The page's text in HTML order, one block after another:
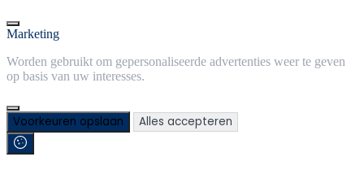
Marketing
Worden gebruikt om gepersonaliseerde advertenties weer te geven
op basis van uw interesses.
Voorkeuren opslaan Alles accepteren